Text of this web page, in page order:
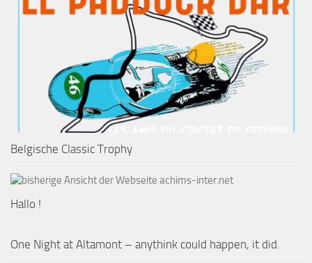
Belgische Classic Trophy
Hallo !
One Night at Altamont – anythink could happen, it did.